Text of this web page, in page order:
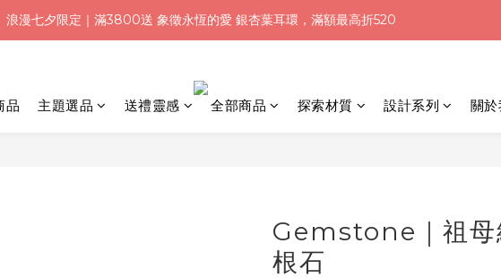
浪漫七夕限定｜滿3800送 象徵永恆的愛 銀杏葉耳環，滿額最高折520
浪漫七夕限定｜滿3800送 象徵永恆的愛 銀杏葉耳環，滿額最高折520
浪漫七夕限定｜滿3800送 象徵永恆的愛 銀杏葉耳環，滿額最高折520
品 主題選品 送禮靈感 全部商品 探索材質 設計系列 關於
Gemstone｜祖母
根石